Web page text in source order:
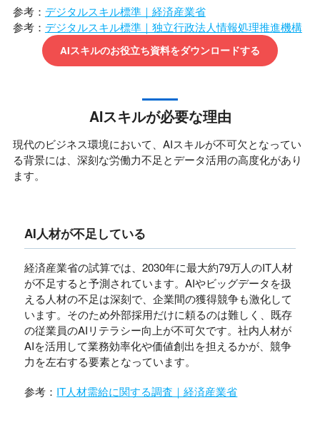
参考： デジタルスキル標準｜経済産業省
参考： デジタルスキル標準｜独立行政法人情報処理推進機構
AIスキルのお役立ち資料をダウンロードする
AIスキルが必要な理由
現代のビジネス環境において、AIスキルが不可欠となってい
る背景には、深刻な労働力不足とデータ活用の高度化があり
ます。
AI人材が不足している
経済産業省の試算では、2030年に最大約79万人のIT人材
が不足すると予測されています。AIやビッグデータを扱
える人材の不足は深刻で、企業間の獲得競争も激化して
います。そのため外部採用だけに頼るのは難しく、既存
の従業員のAIリテラシー向上が不可欠です。社内人材が
AIを活用して業務効率化や価値創出を担えるかが、競争
力を左右する要素となっています。
参考： IT人材需給に関する調査｜経済産業省